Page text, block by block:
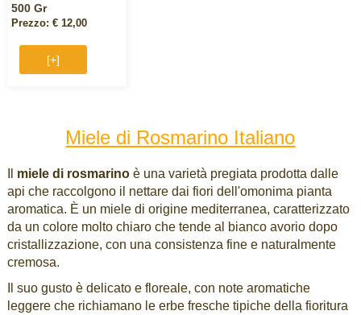
500 Gr
Prezzo: € 12,00
[+]
Miele di Rosmarino Italiano
miele di rosmarinoè una varietà pregiata prodotta dalle
api che raccolgono il nettare dai fiori dell'omonima pianta
aromatica. È un miele di origine mediterranea, caratterizzato
da un colore molto chiaro che tende al bianco avorio dopo
cristallizzazione, con una consistenza fine e naturalmente
cremosa.
Il suo gusto è delicato e floreale, con note aromatiche
leggere che richiamano le erbe fresche tipiche della fioritura